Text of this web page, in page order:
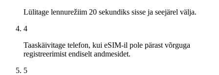
Lülitage lennurežiim 20 sekundiks sisse ja seejärel välja.
4
Taaskäivitage telefon, kui eSIM-il pole pärast võrguga
registreerimist endiselt andmesidet.
5